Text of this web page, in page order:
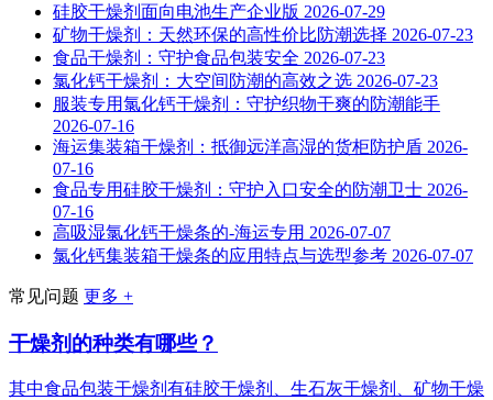
硅胶干燥剂面向电池生产企业版 2026-07-29
矿物干燥剂：天然环保的高性价比防潮选择 2026-07-23
食品干燥剂：守护食品包装安全 2026-07-23
氯化钙干燥剂：大空间防潮的高效之选 2026-07-23
服装专用氯化钙干燥剂：守护织物干爽的防潮能手
2026-07-16
海运集装箱干燥剂：抵御远洋高湿的货柜防护盾 2026-
07-16
食品专用硅胶干燥剂：守护入口安全的防潮卫士 2026-
07-16
高吸湿氯化钙干燥条的-海运专用 2026-07-07
氯化钙集装箱干燥条的应用特点与选型参考 2026-07-07
常见问题 更多 +
干燥剂的种类有哪些？
其中食品包装干燥剂有硅胶干燥剂、生石灰干燥剂、矿物干燥